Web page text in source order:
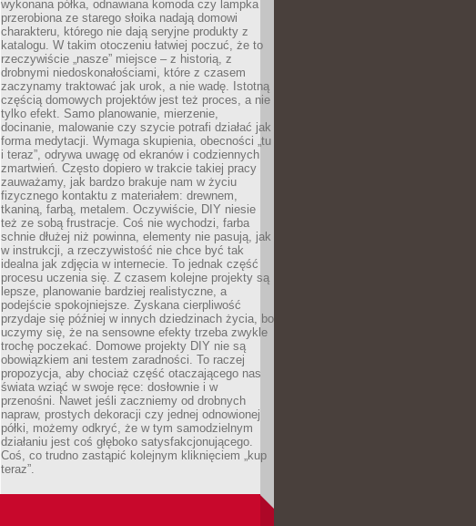
wykonana półka, odnawiana komoda czy lampka
przerobiona ze starego słoika nadają domowi
charakteru, którego nie dają seryjne produkty z
katalogu. W takim otoczeniu łatwiej poczuć, że to
rzeczywiście „nasze” miejsce – z historią, z
drobnymi niedoskonałościami, które z czasem
zaczynamy traktować jak urok, a nie wadę. Istotną
częścią domowych projektów jest też proces, a nie
tylko efekt. Samo planowanie, mierzenie,
docinanie, malowanie czy szycie potrafi działać jak
forma medytacji. Wymaga skupienia, obecności „tu
i teraz”, odrywa uwagę od ekranów i codziennych
zmartwień. Często dopiero w trakcie takiej pracy
zauważamy, jak bardzo brakuje nam w życiu
fizycznego kontaktu z materiałem: drewnem,
tkaniną, farbą, metalem. Oczywiście, DIY niesie
też ze sobą frustracje. Coś nie wychodzi, farba
schnie dłużej niż powinna, elementy nie pasują, jak
w instrukcji, a rzeczywistość nie chce być tak
idealna jak zdjęcia w internecie. To jednak część
procesu uczenia się. Z czasem kolejne projekty są
lepsze, planowanie bardziej realistyczne, a
podejście spokojniejsze. Zyskana cierpliwość
przydaje się później w innych dziedzinach życia, bo
uczymy się, że na sensowne efekty trzeba zwykle
trochę poczekać. Domowe projekty DIY nie są
obowiązkiem ani testem zaradności. To raczej
propozycja, aby chociaż część otaczającego nas
świata wziąć w swoje ręce: dosłownie i w
przenośni. Nawet jeśli zaczniemy od drobnych
napraw, prostych dekoracji czy jednej odnowionej
półki, możemy odkryć, że w tym samodzielnym
działaniu jest coś głęboko satysfakcjonującego.
Coś, co trudno zastąpić kolejnym kliknięciem „kup
teraz”.